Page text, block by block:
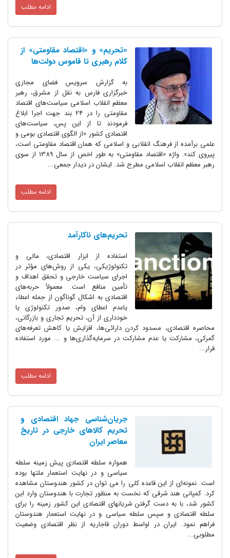
ادامه مطلب
«تحریم» و «اقتصاد مقاومتی» از
کلام رهبری تا قاموس دولت‌ها
به گزارش سرویس فضای مجازی
خبرگزاری فارس به نقل از مشرق، رهبر
معظم انقلاب اسلامی سیاست‌های اقتصاد
مقاومتی را در 24 بند جهت اجرا ابلاغ
فرمودند تا از این پس، سیاست‌های
اقتصادی کشور «از الگوی اقتصادی بومی و
علمی برآمده از فرهنگ انقلابی و اسلامی که همان اقتصاد مقاومتی است،
پیروی کند». واژه «اقتصاد مقاومتی» به طور اخص از سال 1389 از سوی
رهبر معظم انقلاب اسلامی مطرح شد. ایشان در دیدار جمعی...
ادامه مطلب
تحریم‌های ناکارآمد
استفاده از ابزار اقتصادی،‌ مالی و
تکنولوژیکی، یکی از روش‌های مؤثر در
اجرای سیاست خارجی و تحقق اهداف و
تأمین منافع است. معمولاً حربه‌های
اقتصادی به اشکال گوناگون از جمله اعطاء
یاعدم اعطای وام، صدور تکنولوژی یا
خودداری از آن، تحریم تجاری و بازرگانی،
محاصره اقتصادی، مسدود کردن دارائی‌ها، افزایش یا کاهش تعرفه‌های
گمرکی، مشارکت یا عدم مشارکت در سرمایه‌گذاری‌ها و ... مورد استفاده
قرار...
ادامه مطلب
جریان‌شناسی جهاد اقتصادی و
تحریم کالاهای خارجی در تاریخ
معاصر ایران
همواره سلطه اقتصادی پیش زمینه سلطه
سیاسی و در نهایت استعمار ملتها بوده
است. نمونه‌ای از این قاعده کلی را می توان در کشور هندوستان مشاهده
کرد. کمپانی هند شرقی که نخست به منظور تجارت با هندوستان وارد این
کشور شد، با به دست گرفتن شریانهای اقتصادی این کشور زمینه را برای
سلطه اقتصادی و سپس سلطه سیاسی و در نهایت استعمار هندوستان
فراهم نمود. ایران در اواسط دوران قاجاریه از نظر اقتصادی وضعیت
مطلوبی...